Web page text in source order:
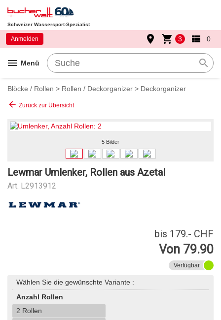
Schweizer Wassersport-Spezialist
menu Menü search
Anmelden place shopping_cart 3 view_list 0
Blöcke / Rollen > Rollen / Deckorganizer > Deckorganizer
arrow_back Zurück zur Übersicht
5 Bilder
Lewmar Umlenker, Rollen aus Azetal
Art. L2913912
bis 179.- CHF
Von 79.90
Verfügbar
Wählen Sie die gewünschte Variante :
Anzahl Rollen
2 Rollen